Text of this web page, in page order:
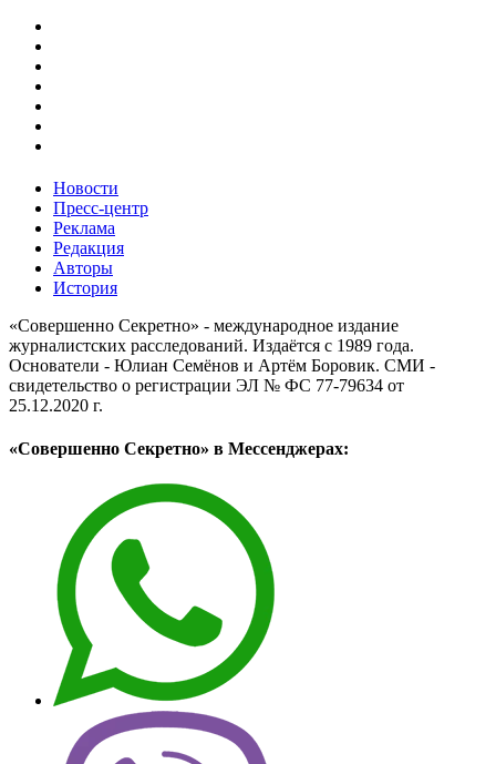
Новости
Пресс-центр
Реклама
Редакция
Авторы
История
«Совершенно Секретно» - международное издание
журналистских расследований. Издаётся с 1989 года.
Основатели - Юлиан Семёнов и Артём Боровик. CМИ -
свидетельство о регистрации ЭЛ № ФС 77-79634 от
25.12.2020 г.
«Совершенно Секретно» в Мессенджерах: